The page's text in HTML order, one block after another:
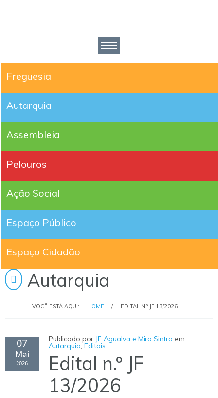
Freguesia
Autarquia
Assembleia
Pelouros
Ação Social
Espaço Público
Espaço Cidadão
Autarquia
VOCÊ ESTÁ AQUI: HOME / EDITAL N.º JF 13/2026
07
Mai
2026
Publicado por JF Agualva e Mira Sintra em
Autarquia ,Editais
Edital n.º JF
13/2026